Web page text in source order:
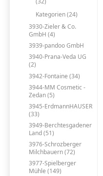
Kategorien (24)
3930-Zieler & Co.
GmbH (4)
3939-pandoo GmbH
3940-Prana-Veda UG
(2)
3942-Fontaine (34)
3944-MM Cosmetic -
Zedan (5)
3945-ErdmannHAUSER
(33)
3949-Berchtesgadener
Land (51)
3976-Schrozberger
Milchbauern (72)
3977-Spielberger
Mühle (149)